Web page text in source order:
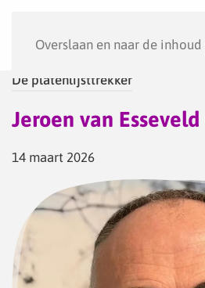
Overslaan en naar de inhoud
De platenlijsttrekker
Jeroen van
14 maart 2026